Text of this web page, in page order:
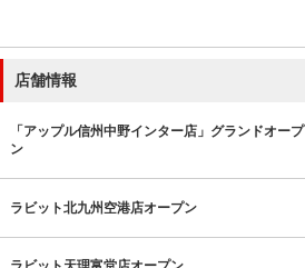
店舗情報
「アップル信州中野インター店」グランドオープ
ン
ラビット北九州空港店オープン